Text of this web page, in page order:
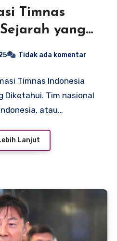
Timnas
yang
Tidak ada komentar
Timnas Indonesia
Diketahui. Tim nasional
atau…
Lanjut